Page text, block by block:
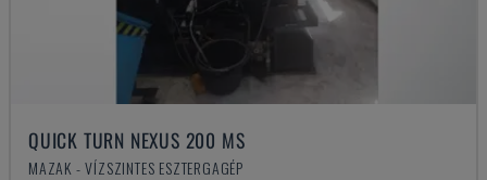
QUICK TURN NEXUS 200 MS
MAZAK - VÍZSZINTES ESZTERGAGÉP